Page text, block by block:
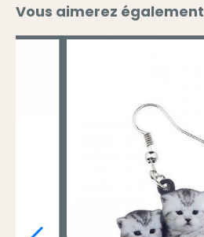
Vous aimerez également